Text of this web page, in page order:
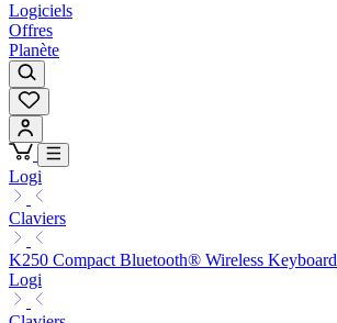
Logiciels
Offres
Planète
Logi
Claviers
K250 Compact Bluetooth® Wireless Keyboard
Logi